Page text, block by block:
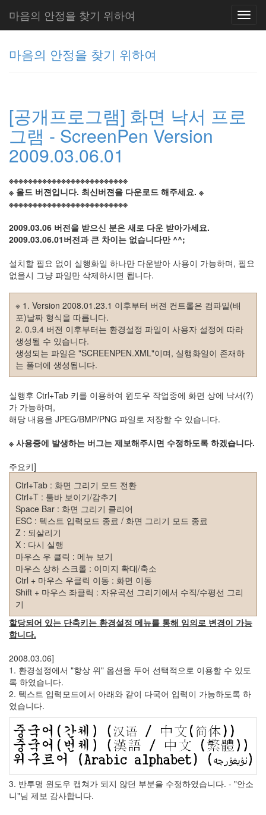
마음의 안정을 찾기 위하여
마음의 안정을 찾기 위하여
[공개프로그램] 화면 낙서 프로
그램 - ScreenPen Version
2009.03.06.01
※※※※※※※※※※※※※※※※※※※※※※※※※
※ 올드 버젼입니다. 최신버젼을 다운로드 해주세요. ※
※※※※※※※※※※※※※※※※※※※※※※※※※
2009.03.06 버전을 받으신 분은 새로 다운 받아가세요.
2009.03.06.01버전과 큰 차이는 없습니다만 ^^;
설치할 필요 없이 실행화일 하나만 다운받아 사용이 가능하며, 필요
없을시 그냥 파일만 삭제하시면 됩니다.
※ 1. Version 2008.01.23.1 이후부터 버젼 컨트롤은 컴파일(배
포)날짜 형식을 따릅니다.
2. 0.9.4 버젼 이후부터는 환경설정 파일이 사용자 설정에 따라
생성될 수 있습니다.
생성되는 파일은 "SCREENPEN.XML"이며, 실행화일이 존재하
는 폴더에 생성됩니다.
실행후 Ctrl+Tab 키를 이용하여 윈도우 작업중에 화면 상에 낙서(?)
가 가능하며,
해당 내용을 JPEG/BMP/PNG 파일로 저장할 수 있습니다.
※ 사용중에 발생하는 버그는 제보해주시면 수정하도록 하겠습니다.
주요키]
Ctrl+Tab : 화면 그리기 모드 전환
Ctrl+T : 툴바 보이기/감추기
Space Bar : 화면 그리기 클리어
ESC : 텍스트 입력모드 종료 / 화면 그리기 모드 종료
Z : 되살리기
X : 다시 실행
마우스 우 클릭 : 메뉴 보기
마우스 상하 스크롤 : 이미지 확대/축소
Ctrl + 마우스 우클릭 이동 : 화면 이동
Shift + 마우스 좌클릭 : 자유곡선 그리기에서 수직/수평선 그리
기
할당되어 있는 단축키는 환경설정 메뉴를 통해 임의로 변경이 가능
합니다.
2008.03.06]
1. 환경설정에서 "항상 위" 옵션을 두어 선택적으로 이용할 수 있도
록 하였습니다.
2. 텍스트 입력모드에서 아래와 같이 다국어 입력이 가능하도록 하
였습니다.
3. 반투명 윈도우 캡쳐가 되지 않던 부분을 수정하였습니다. - "안소
니"님 제보 감사합니다.
움
(복
분
자
주)
Tag
Cloud
주
주
절
Delphi
명
박
FreeWare
트
웨
미
국
Notices
블
로
그
소
개
By
그